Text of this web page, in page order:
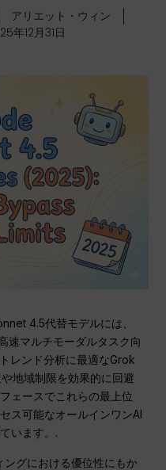
アリエット・ウィン
年12月31日
4.5代替モデルには、
速マルチモーダルタスク向
レンド分析に最適なGrok
地域制限を効果的に回避
ェースでこれらの最上位
ス可能なオールインワンAI
います。.
ングにおける優位性にもか